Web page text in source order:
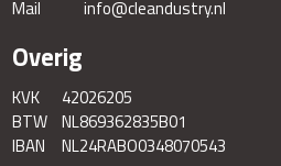
Mail
info@cleandustry.nl
Overig
KVK
42026205
BTW NL869362835B01
IBAN
NL24RABO0348070543